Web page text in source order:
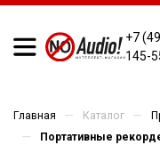
+7
145-
Главная — Каталог —
— Портативные